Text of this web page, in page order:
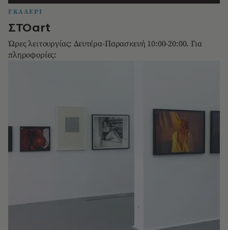
ΓΚΑΛΕΡΙ
ΣΤΟart
Ώρες λειτουργίας: Δευτέρα-Παρασκευή 10:00-20:00. Για
πληροφορίες: